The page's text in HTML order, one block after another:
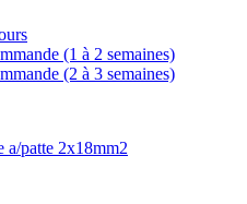
(1 à 2 semaines)
(2 à 3 semaines)